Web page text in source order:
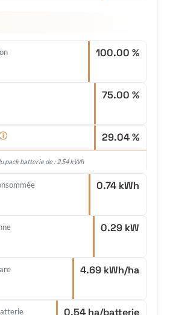
100.00 %
75.00 %
29.04 %
pack batterie de : 2.54 kWh
0.74 kWh
0.29 kW
4.69 kWh/ha
0.54 ha/batterie